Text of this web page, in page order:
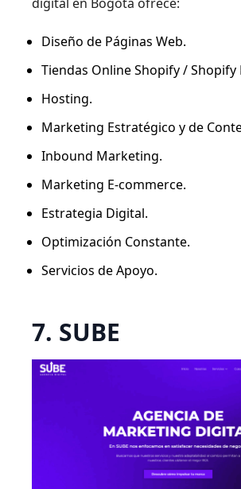
Diseño de Páginas Web.
Tiendas Online Shopify / Shopify
Hosting.
Marketing Estratégico y de
Inbound Marketing.
Marketing E-commerce.
Estrategia Digital.
Optimización Constante.
Servicios de Apoyo.
7. SUBE